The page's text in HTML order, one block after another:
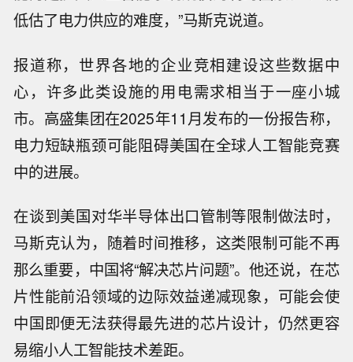
低估了电力供应的难度，”马斯克说道。
报道称，世界各地的企业竞相建设这些数据中
心，许多此类设施的用电需求相当于一座小城
市。高盛集团在2025年11月发布的一份报告称，
电力短缺瓶颈可能阻碍美国在全球人工智能竞赛
中的进展。
在谈到美国对华半导体出口管制等限制做法时，
马斯克认为，随着时间推移，这类限制可能不再
那么重要，中国将“解决芯片问题”。他还说，在芯
片性能前沿领域的边际效益递减现象，可能会使
中国即便无法获得最先进的芯片设计，仍然更容
易缩小人工智能技术差距。